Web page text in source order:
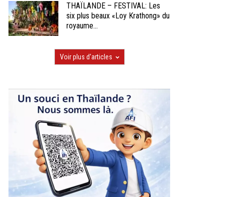
THAÏLANDE – FESTIVAL: Les
six plus beaux «Loy Krathong» du
royaume...
Voir plus d'articles